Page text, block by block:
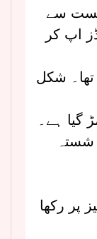
سے
اپ کر
تھا۔ شکل
گیا ہے۔
پر رکھا